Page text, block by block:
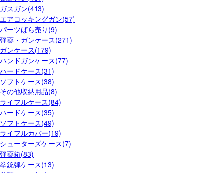
ガスガン(413)
エアコッキングガン(57)
パーツばら売り(9)
弾薬・ガンケース(271)
ガンケース(179)
ハンドガンケース(77)
ハードケース(31)
ソフトケース(38)
その他収納用品(8)
ライフルケース(84)
ハードケース(35)
ソフトケース(49)
ライフルカバー(19)
シューターズケース(7)
弾薬箱(83)
拳銃弾ケース(13)